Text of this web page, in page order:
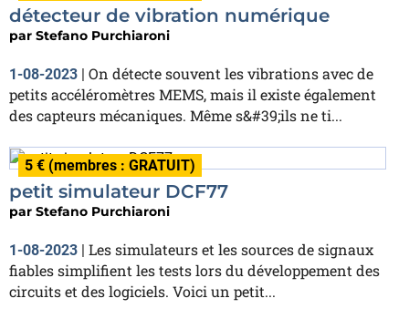
détecteur de vibration numérique
par Stefano Purchiaroni
1-08-2023 | On détecte souvent les vibrations avec de
petits accéléromètres MEMS, mais il existe également
des capteurs mécaniques. Même s&#39;ils ne ti...
5 € (membres : GRATUIT)
petit simulateur DCF77
par Stefano Purchiaroni
1-08-2023 | Les simulateurs et les sources de signaux
fiables simplifient les tests lors du développement des
circuits et des logiciels. Voici un petit...